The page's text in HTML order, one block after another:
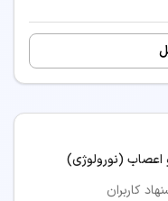
(نورولوژی)
کاربران